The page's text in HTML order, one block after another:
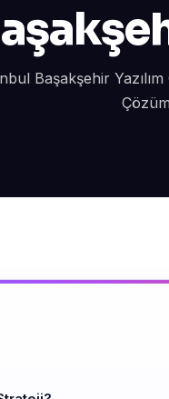
Başakşehir